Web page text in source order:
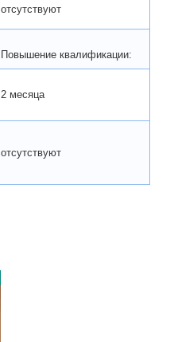
отсутствуют
Повышение квалификации:
2 месяца
отсутствуют